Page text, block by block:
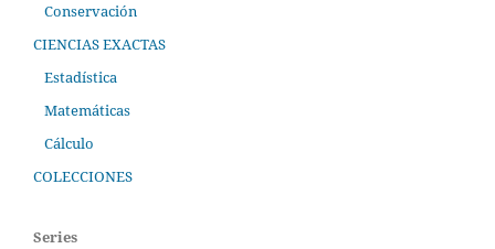
Conservación
CIENCIAS EXACTAS
Estadística
Matemáticas
Cálculo
COLECCIONES
Series